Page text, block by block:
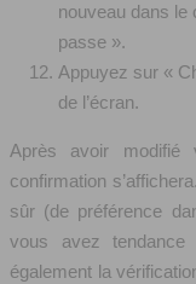
nouveau dans le
passe ».
Appuyez sur «
de l’écran.
Après avoir
confirmation
sûr (de préférence
vous avez
également la